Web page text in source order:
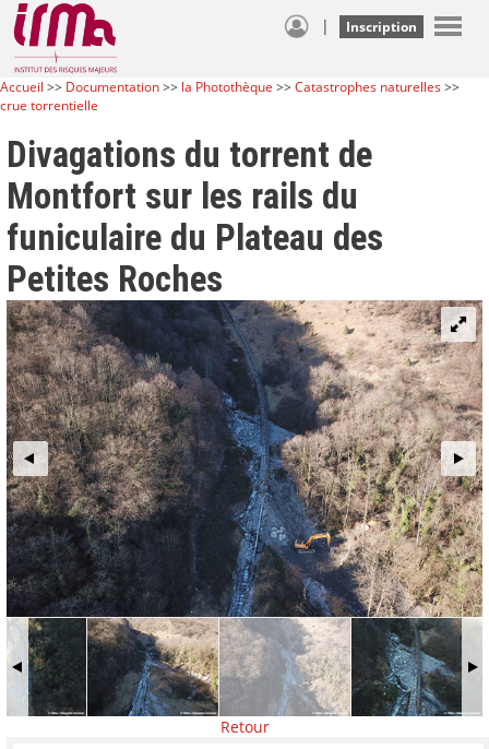
| Inscription
Accueil >> Documentation>> la Photothèque >>Catastrophes naturelles>>
crue torrentielle
Divagations du torrent de
Montfort sur les rails du
funiculaire du Plateau des
Petites Roches
Retour